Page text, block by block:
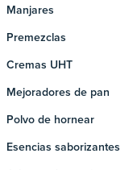
Manjares
Premezclas
Cremas UHT
Mejoradores de pan
Polvo de hornear
Esencias saborizantes